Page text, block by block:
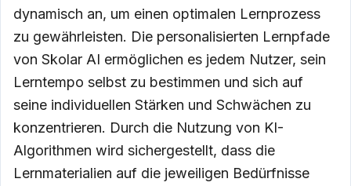
dynamisch an, um einen optimalen Lernprozess
zu gewährleisten. Die personalisierten Lernpfade
von Skolar AI ermöglichen es jedem Nutzer, sein
Lerntempo selbst zu bestimmen und sich auf
seine individuellen Stärken und Schwächen zu
konzentrieren. Durch die Nutzung von KI-
Algorithmen wird sichergestellt, dass die
Lernmaterialien auf die jeweiligen Bedürfnisse